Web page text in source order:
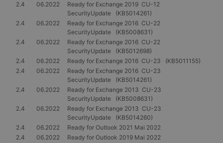
2.4
06.2022
Ready for Exchange 2019 CU-12
SecurityUpdate (KB5014261)
2.4
06.2022
Ready for Exchange 2016 CU-22
SecurityUpdate (KB5008631)
2.4
06.2022
Ready for Exchange 2016 CU-22
SecurityUpdate (KB5012698)
2.4
06.2022
Ready for Exchange 2016 CU-23 (KB5011155)
2.4
06.2022
Ready for Exchange 2016 CU-23
SecurityUpdate (KB5014261)
2.4
06.2022
Ready for Exchange 2013 CU-23
SecurityUpdate (KB5008631)
2.4
06.2022
Ready for Exchange 2013 CU-23
SecurityUpdate (KB5014260)
2.4
06.2022
Ready for Outlook 2021 Mai 2022
2.4
06.2022
Ready for Outlook 2019 Mai 2022